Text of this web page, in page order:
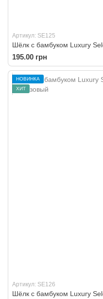
Артикул: SE125
Шёлк с бамбуком Luxury
195.00 грн
НОВИНКА
ХИТ
Артикул: SE126
Шёлк с бамбуком Luxury